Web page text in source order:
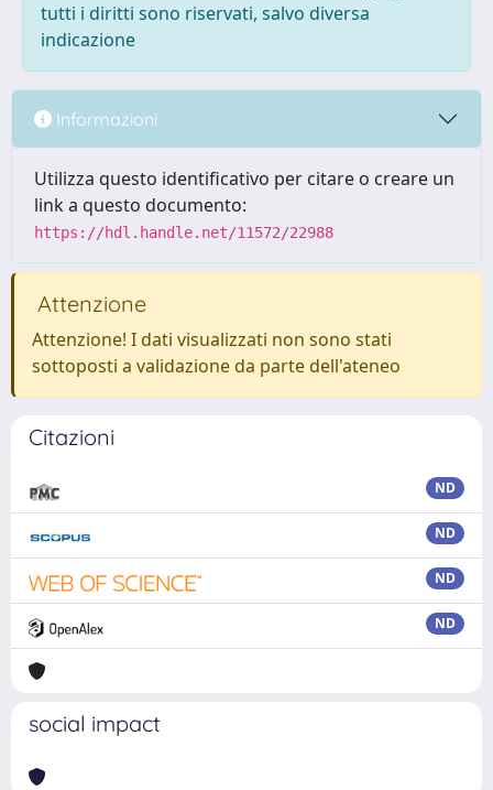
tutti i diritti sono riservati, salvo diversa
indicazione
Informazioni
Utilizza questo identificativo per citare o creare un
link a questo documento:
https://hdl.handle.net/11572/22988
Attenzione
Attenzione! I dati visualizzati non sono stati
sottoposti a validazione da parte dell'ateneo
Citazioni
ND
ND
ND
ND
social impact